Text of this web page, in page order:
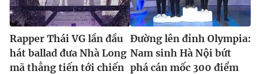
Rapper Thái VG lần đầu
hát ballad đưa Nhà Long
mã thẳng tiến tới chiến
Đường lên đỉnh Olympia:
Nam sinh Hà Nội bứt
phá cán mốc 300 điểm